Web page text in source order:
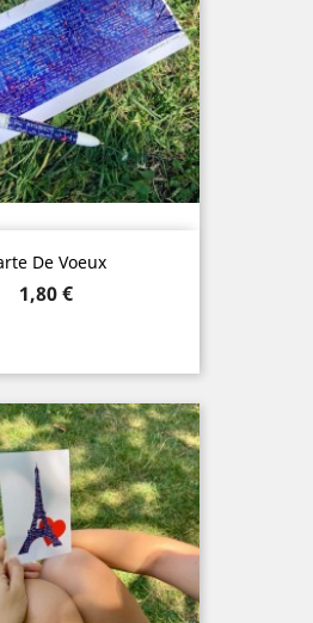
De Voeux
Prix
1,80 €